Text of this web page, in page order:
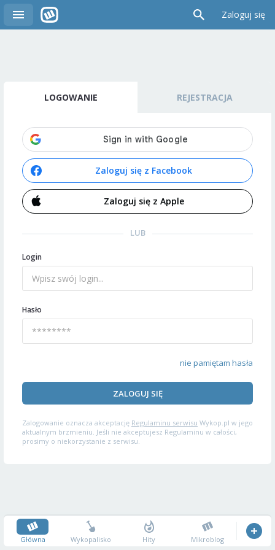
Zaloguj się
LOGOWANIE REJESTRACJA
Zaloguj się z Facebook
Zaloguj się z Apple
LUB
Login
Hasło
nie pamiętam hasła
ZALOGUJ SIĘ
Zalogowanie oznacza akceptację Regulaminu serwisu Wykop.pl w jego
aktualnym brzmieniu. Jeśli nie akceptujesz Regulaminu w całości,
prosimy o niekorzystanie z serwisu.
Główna Wykopalisko Hity Mikroblog